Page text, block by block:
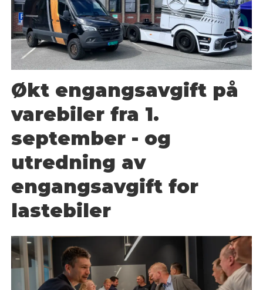
Økt engangsavgift på
varebiler fra 1.
september - og
utredning av
engangsavgift for
lastebiler